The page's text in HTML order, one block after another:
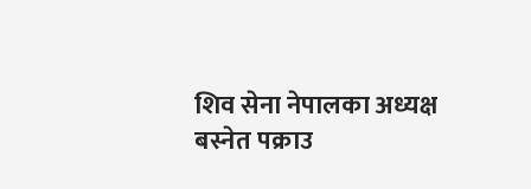
शिव सेना नेपालका अध्यक्ष
बस्नेत पक्राउ